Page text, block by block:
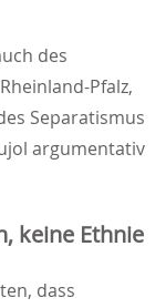
des
Pfalz,
Separatismus
argumentativ
keine Ethnie
dass